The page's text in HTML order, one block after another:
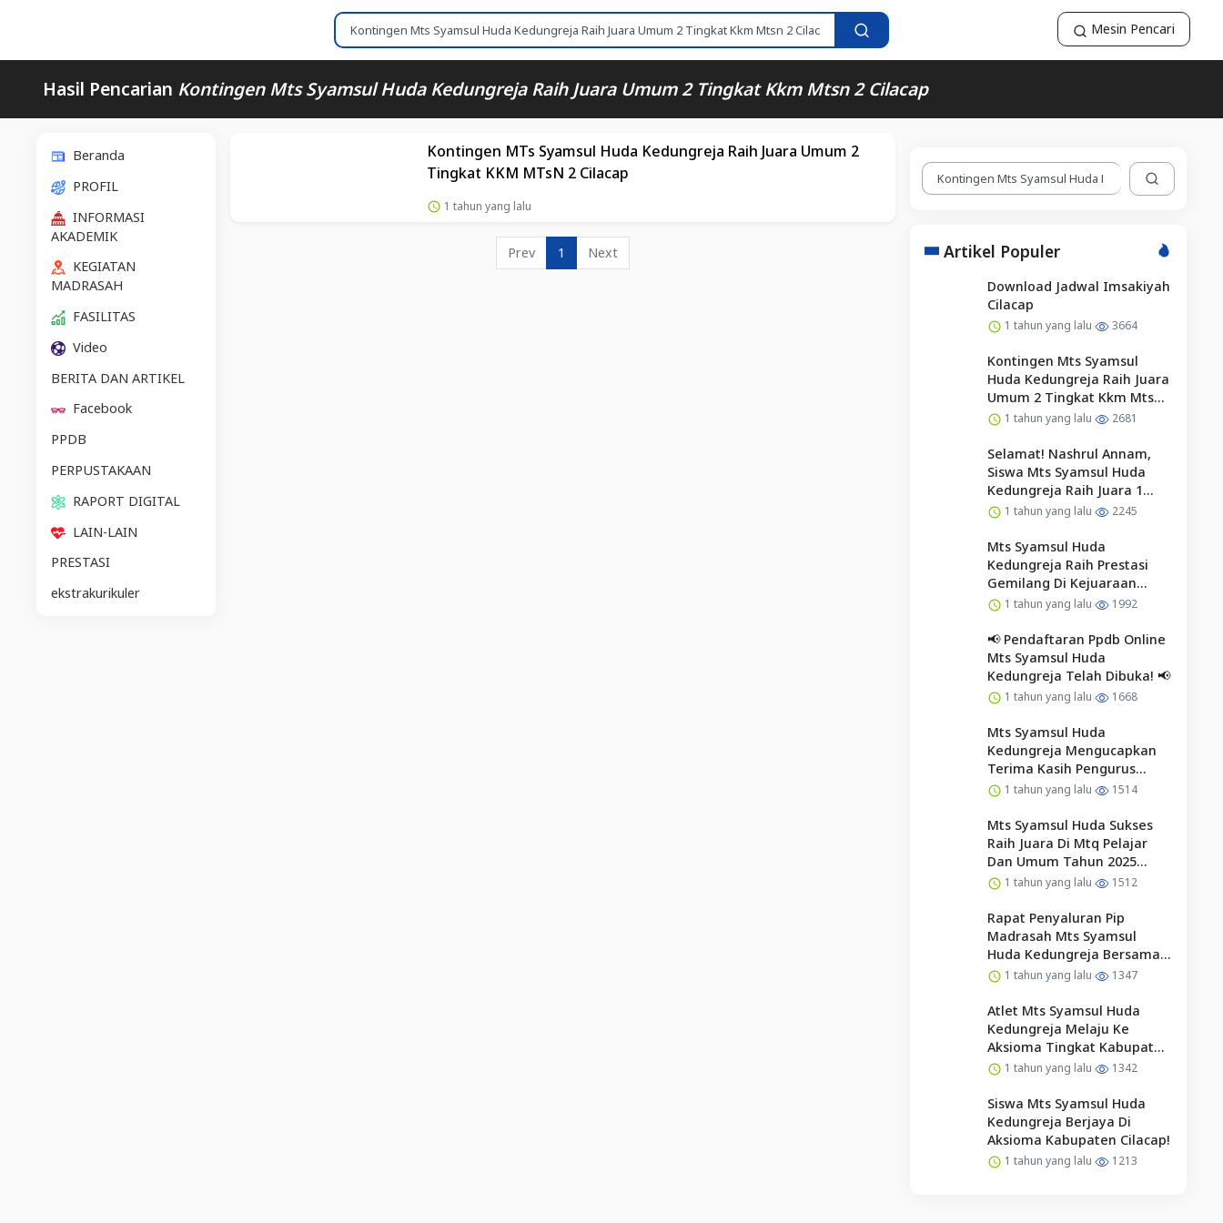
Mesin Pencari
Hasil Pencarian Kontingen Mts Syamsul Huda Kedungreja Raih Juara Umum 2 Tingkat Kkm Mtsn 2 Cilacap
Beranda
PROFIL
INFORMASI
AKADEMIK
KEGIATAN
MADRASAH
FASILITAS
Video
BERITA DAN ARTIKEL
Facebook
PPDB
PERPUSTAKAAN
RAPORT DIGITAL
LAIN-LAIN
PRESTASI
ekstrakurikuler
Kontingen MTs Syamsul Huda Kedungreja Raih Juara Umum 2
Tingkat KKM MTsN 2 Cilacap
1 tahun yang lalu
Prev 1 Next Artikel Populer
Download Jadwal Imsakiyah
Cilacap
1 tahun yang lalu 3664
Kontingen Mts Syamsul
Huda Kedungreja Raih Juara
Umum 2 Tingkat Kkm Mtsn
2 Cilacap
1 tahun yang lalu 2681
Selamat! Nashrul Annam,
Siswa Mts Syamsul Huda
Kedungreja Raih Juara 1
Kaligrafi Putra Aksioma
1 tahun yang lalu 2245
Mts Syamsul Huda
Kedungreja Raih Prestasi
Gemilang Di Kejuaraan
Aksioma 2025
1 tahun yang lalu 1992
📢 Pendaftaran Ppdb Online
Mts Syamsul Huda
Kedungreja Telah Dibuka! 📢
1 tahun yang lalu 1668
Mts Syamsul Huda
Kedungreja Mengucapkan
Terima Kasih Pengurus
Osim Periode 2024/2025
Pengurus Osim Periode
2025/2026
1 tahun yang lalu 1514
Mts Syamsul Huda Sukses
Raih Juara Di Mtq Pelajar
Dan Umum Tahun 2025
Kecamatan Kedungreja
1 tahun yang lalu 1512
Rapat Penyaluran Pip
Madrasah Mts Syamsul
Huda Kedungreja Bersama
Wali Murid
1 tahun yang lalu 1347
Atlet Mts Syamsul Huda
Kedungreja Melaju Ke
Aksioma Tingkat Kabupaten
Cilacap
1 tahun yang lalu 1342
Siswa Mts Syamsul Huda
Kedungreja Berjaya Di
Aksioma Kabupaten Cilacap!
1 tahun yang lalu 1213